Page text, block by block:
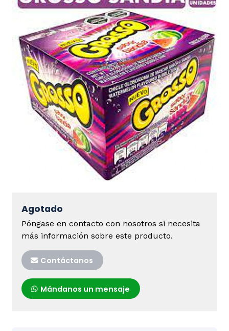
Agotado
Póngase en contacto con nosotros si necesita
más información sobre este producto.
Contáctanos
Mándanos un mensaje